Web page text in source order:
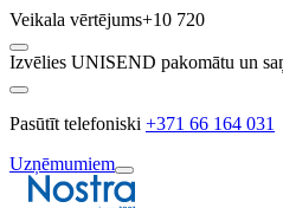
Veikala vērtējums+10 720
Izvēlies UNISEND pakomātu un
Pasūtīt telefoniski +371 66 164 031
Uzņēmumiem